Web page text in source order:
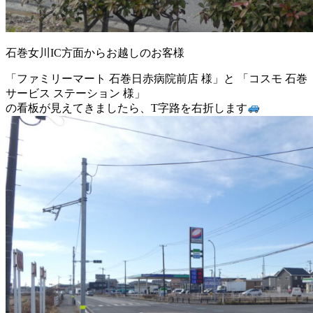
石巻女川IC方面からお越しのお客様
「ファミリーマート 石巻日赤病院前店 様」と 「コスモ 石巻
サービス ステーション 様」
の看板が見えてきましたら、T字路を右折します